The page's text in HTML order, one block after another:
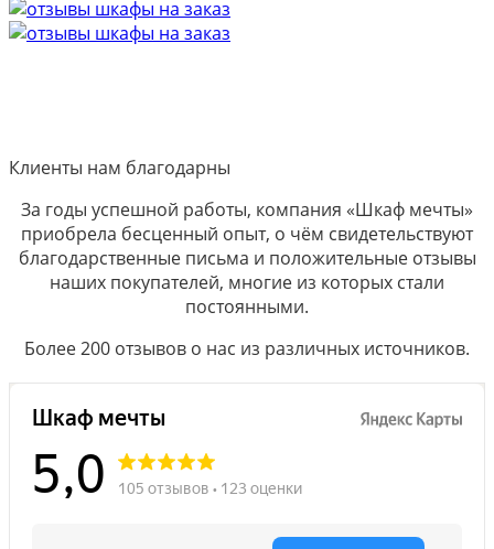
Клиенты нам благодарны
За годы успешной работы, компания «Шкаф мечты»
приобрела бесценный опыт, о чём свидетельствуют
благодарственные письма и положительные отзывы
наших покупателей, многие из которых стали
постоянными.
Более 200 отзывов о нас из различных источников.